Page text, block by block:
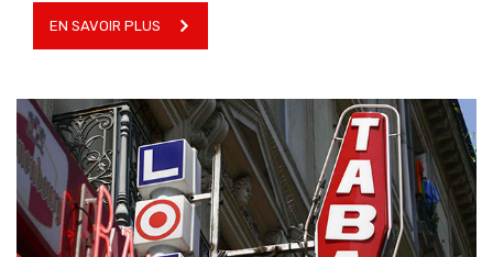
EN SAVOIR PLUS
EN SAVOIR PLUS